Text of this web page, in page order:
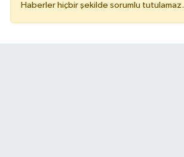
Haberler hiçbir şekilde sorumlu tutulamaz.